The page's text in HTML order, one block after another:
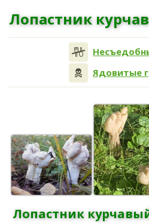
Лопастник
Ядовитые
Лопастник